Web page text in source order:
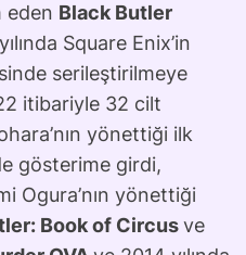
eden Black Butler
Square Enix’in
serileştirilmeye
itibariyle 32 cilt
yönettiği ilk
gösterime girdi,
Ogura’nın yönettiği
Book of Circusve